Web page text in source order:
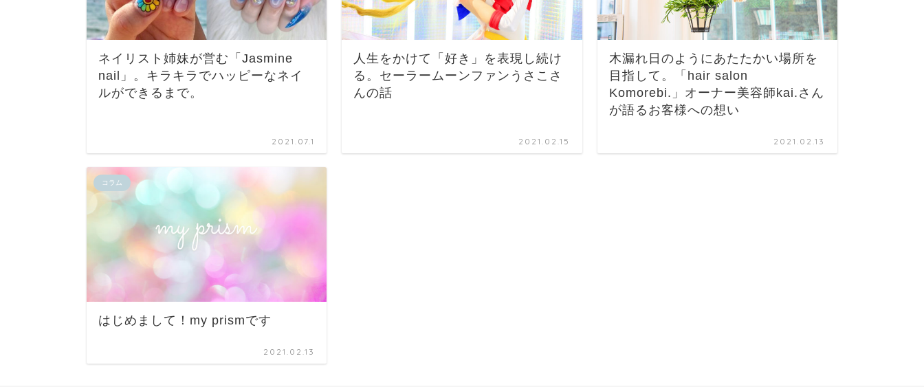
ネイリスト姉妹が営む「Jasmine
nail」。キラキラでハッピーなネイ
ルができるまで。
2021.07.1
人生をかけて「好き」を表現し続け
る。セーラームーンファンうさこさ
んの話
2021.02.15
木漏れ日のようにあたたかい場所を
目指して。「hair salon
Komorebi.」オーナー美容師kai.さん
が語るお客様への想い
2021.02.13
コラム
はじめまして！my prismです
2021.02.13